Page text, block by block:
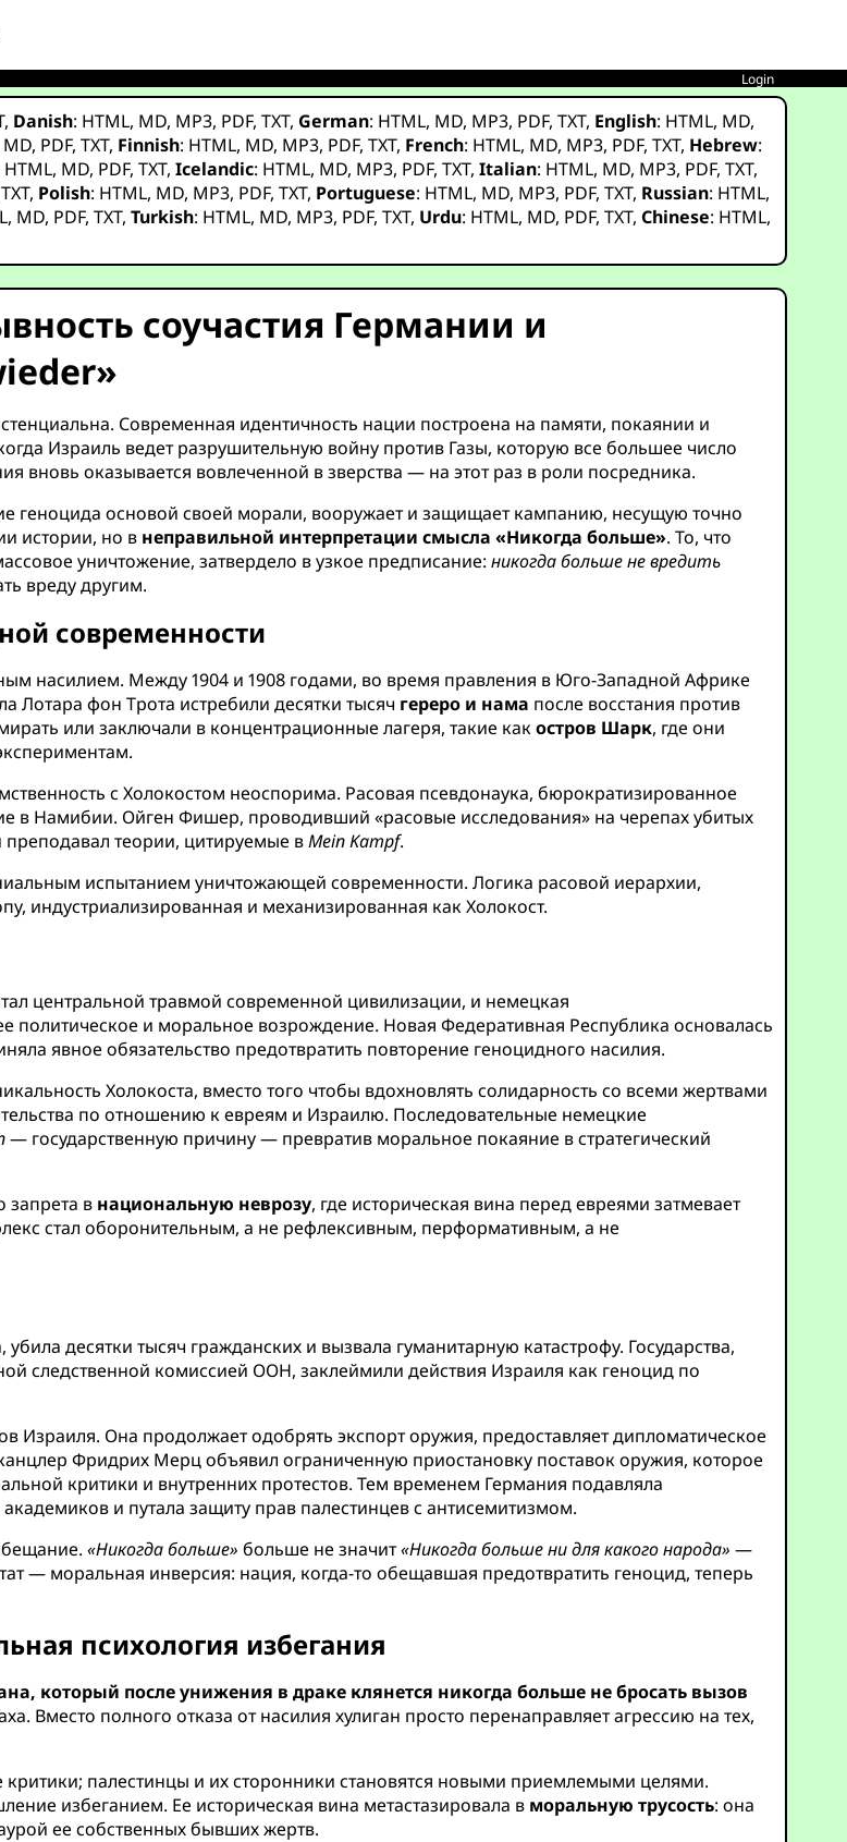
Login
, Danish: HTML, MD, MP3, PDF,TXT, German: HTML, MD, MP3, PDF,TXT, English: HTML, MD,
MD, PDF,TXT, Finnish: HTML, MD, MP3, PDF,TXT, French: HTML, MD, MP3, PDF,TXT, Hebrew:
HTML, MD, PDF,TXT,Icelandic: HTML, MD, MP3, PDF,TXT,Italian: HTML, MD, MP3, PDF,TXT,
TXT, Polish: HTML, MD, MP3, PDF,TXT, Portuguese: HTML, MD, MP3, PDF,TXT, Russian: HTML,
, MD, PDF,TXT,Turkish: HTML, MD, MP3, PDF,TXT, Urdu: HTML, MD, PDF,TXT,Chinese: HTML,
соучастия Германии и
Современная идентичность нации построена на памяти, покаянии и
Израиль ведет разрушительную войну против Газы, которую все большее число
вновь оказывается вовлеченной в зверства — на этот раз в роли посредника.
геноцида основой своей морали, вооружает и защищает кампанию, несущую точно
истории, но в неправильной интерпретации смысла «Никогда больше». То, что
уничтожение, затвердело в узкое предписание:никогда больше не вредить
вреду другим.
современности
насилием. Между 1904 и 1908 годами, во время правления в Юго-Западной Африке
фон Трота истребили десятки тысяч гереро и нама после восстания против
или заключали в концентрационные лагеря, такие какостров Шарк, где они
с Холокостом неоспорима. Расовая псевдонаука, бюрократизированное
в Намибии. Ойген Фишер, проводивший «расовые исследования» на черепах убитых
преподавал теории, цитируемые вMein Kampf.
испытанием уничтожающей современности. Логика расовой иерархии,
индустриализированная и механизированная как Холокост.
центральной травмой современной цивилизации, и немецкая
и моральное возрождение. Новая Федеративная Республика основалась
явное обязательство предотвратить повторение геноцидного насилия.
Холокоста, вместо того чтобы вдохновлять солидарность со всеми жертвами
по отношению к евреям и Израилю. Последовательные немецкие
— государственную причину — превратив моральное покаяние в стратегический
запрета в национальную неврозу, где историческая вина перед евреями затмевает
стал оборонительным, а не рефлексивным, перформативным, а не
десятки тысяч гражданских и вызвала гуманитарную катастрофу. Государства,
следственной комиссией ООН, заклеймили действия Израиля как геноцид по
Израиля. Она продолжает одобрять экспорт оружия, предоставляет дипломатическое
Фридрих Мерц объявил ограниченную приостановку поставок оружия, которое
критики и внутренних протестов. Тем временем Германия подавляла
и путала защиту прав палестинцев с антисемитизмом.
«Никогда больше» больше не значит«Никогда больше ни для какого народа» —
— моральная инверсия: нация, когда-то обещавшая предотвратить геноцид, теперь
психология избегания
который после унижения в драке клянется никогда больше не бросать вызов
Вместо полного отказа от насилия хулиган просто перенаправляет агрессию на тех,
палестинцы и их сторонники становятся новыми приемлемыми целями.
избеганием. Ее историческая вина метастазировала в моральную трусость: она
ее собственных бывших жертв.